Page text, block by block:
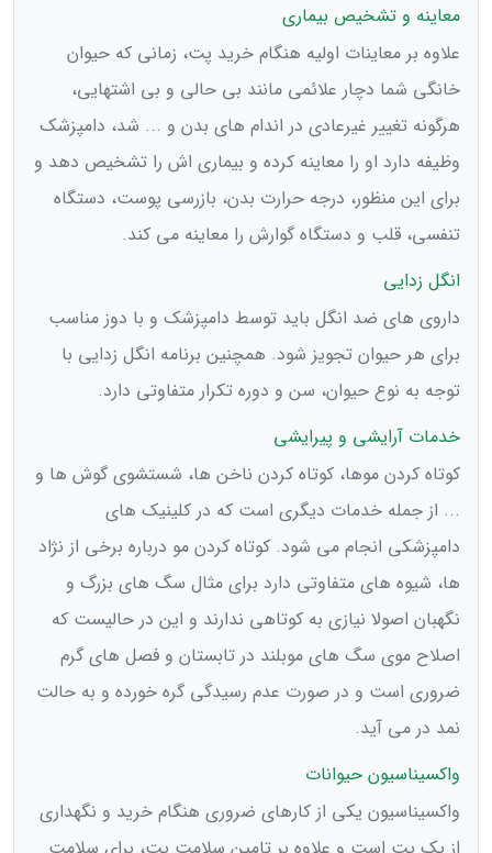
معاینه و تشخیص بیماری
علاوه بر معاینات اولیه هنگام خرید پت، زمانی که حیوان
خانگی شما دچار علائمی مانند بی حالی و بی اشتهایی،
هرگونه تغییر غیرعادی در اندام های بدن و ... شد، دامپزشک
وظیفه دارد او را معاینه کرده و بیماری اش را تشخیص دهد و
برای این منظور، درجه حرارت بدن، بازرسی پوست، دستگاه
تنفسی، قلب و دستگاه گوارش را معاینه می کند.
انگل زدایی
داروی های ضد انگل باید توسط دامپزشک و با دوز مناسب
برای هر حیوان تجویز شود. همچنین برنامه انگل زدایی با
توجه به نوع حیوان، سن و دوره تکرار متفاوتی دارد.
خدمات آرایشی و پیرایشی
کوتاه کردن موها، کوتاه کردن ناخن ها، شستشوی گوش ها و
... از جمله خدمات دیگری است که در کلینیک های
دامپزشکی انجام می شود. کوتاه کردن مو درباره برخی از نژاد
ها، شیوه های متفاوتی دارد برای مثال سگ های بزرگ و
نگهبان اصولا نیازی به کوتاهی ندارند و این در حالیست که
اصلاح موی سگ های موبلند در تابستان و فصل های گرم
ضروری است و در صورت عدم رسیدگی گره خورده و به حالت
نمد در می آید.
واکسیناسیون حیوانات
واکسیناسیون یکی از کارهای ضروری هنگام خرید و نگهداری